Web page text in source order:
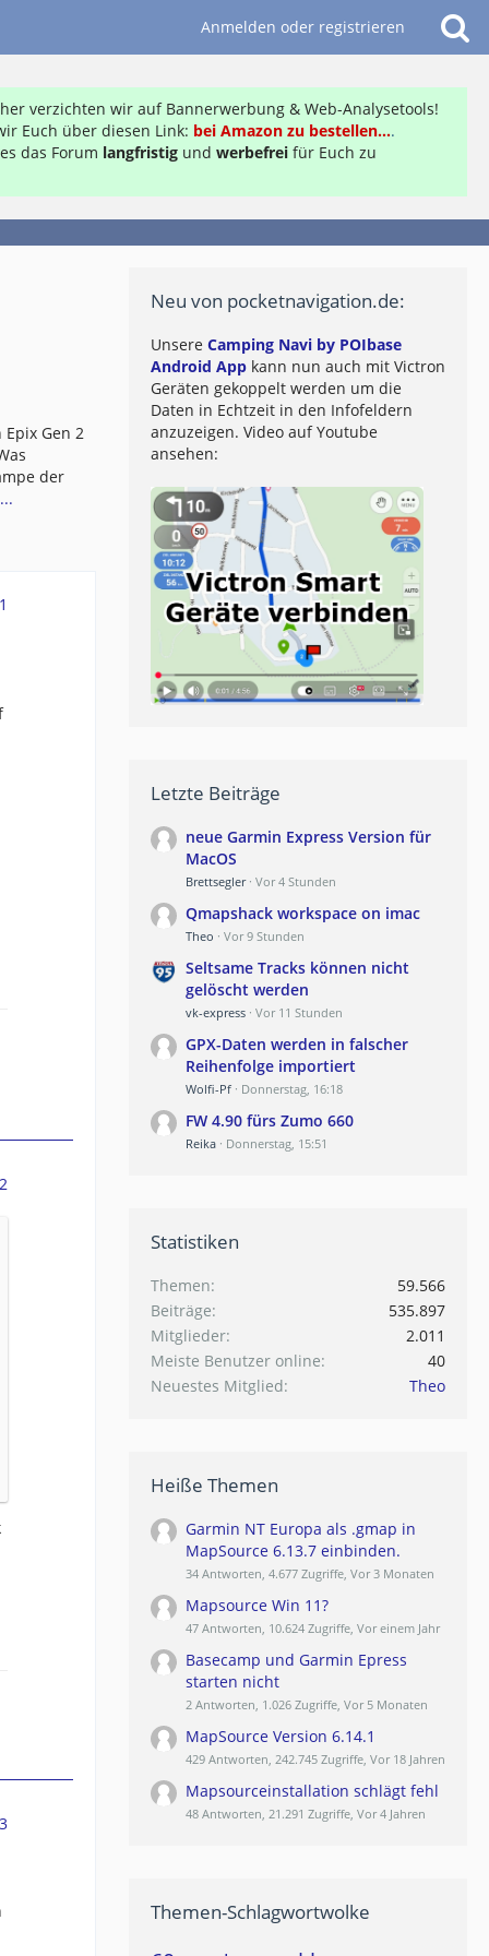
Anmelden oder registrieren
verzichten wir auf Bannerwerbung & Web-Analysetools!
Euch über diesen Link: bei Amazon zu bestellen....
das Forum langfristig und werbefrei für Euch zu
Gen 2
der
Neu von pocketnavigation.de:
Unsere Camping Navi by POIbase
Android App kann nun auch mit Victron
Geräten gekoppelt werden um die
Daten in Echtzeit in den Infofeldern
anzuzeigen. Video auf Youtube
ansehen:
Letzte Beiträge
neue Garmin Express Version für
MacOS
Brettsegler Vor 4 Stunden
Qmapshack workspace on imac
Theo Vor 9 Stunden
Seltsame Tracks können nicht
gelöscht werden
vk-express Vor 11 Stunden
GPX-Daten werden in falscher
Reihenfolge importiert
Wolfi-Pf Donnerstag, 16:18
FW 4.90 fürs Zumo 660
Reika Donnerstag, 15:51
Statistiken
Themen
59.566
Beiträge
535.897
Mitglieder
2.011
Meiste Benutzer online
40
Neuestes Mitglied
Theo
Heiße Themen
Garmin NT Europa als .gmap in
MapSource 6.13.7 einbinden.
34 Antworten, 4.677 Zugriffe, Vor 3 Monaten
Mapsource Win 11?
47 Antworten, 10.624 Zugriffe, Vor einem Jahr
Basecamp und Garmin Epress
starten nicht
2 Antworten, 1.026 Zugriffe, Vor 5 Monaten
MapSource Version 6.14.1
429 Antworten, 242.745 Zugriffe, Vor 18 Jahren
Mapsourceinstallation schlägt fehl
48 Antworten, 21.291 Zugriffe, Vor 4 Jahren
Themen-Schlagwortwolke